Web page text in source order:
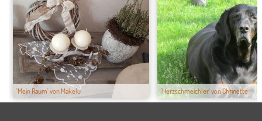
'Mein Raum' von Makelu 'Herzschmeichler' von Chrinette